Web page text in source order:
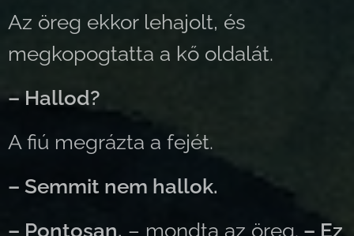
Az öreg ekkor lehajolt, és
megkopogtatta a kő oldalát.
– Hallod?
A fiú megrázta a fejét.
– Semmit nem hallok.
– Pontosan. – mondta az öreg. – Ez